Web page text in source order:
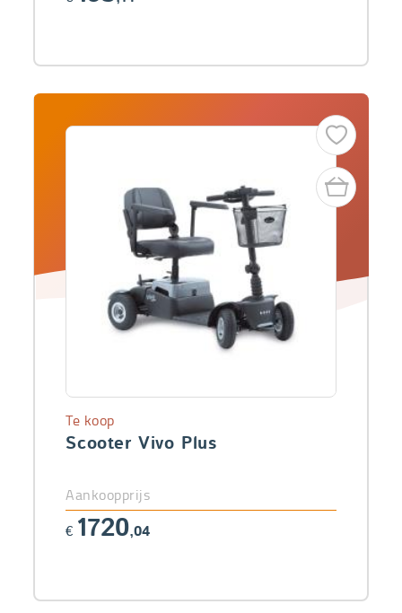
Scooter Vivo Plus
Te koop
Aankoopprijs
€ 1720,04